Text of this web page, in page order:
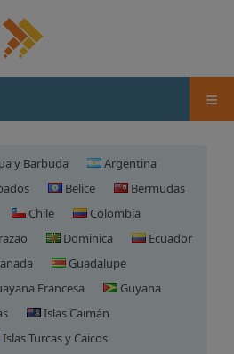
≡
y Barbuda
Argentina
Belice
Bermudas
Chile
Colombia
Dominica
Ecuador
Guadalupe
Francesa
Guyana
Islas Caimán
Islas Turcas y Caicos